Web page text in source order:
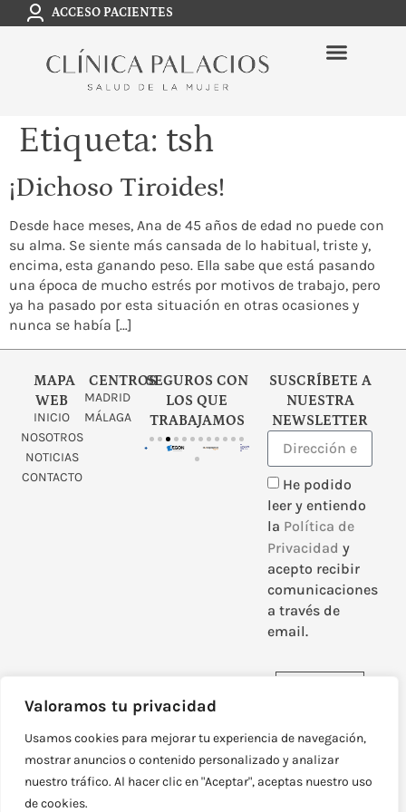
Valoramos tu privacidad
Usamos cookies para mejorar tu experiencia de navegación,
mostrar anuncios o contenido personalizado y analizar
nuestro tráfico. Al hacer clic en "Aceptar", aceptas nuestro uso
de cookies.
ACCESO PACIENTES
Etiqueta: tsh
¡Dichoso Tiroides!
Desde hace meses, Ana de 45 años de edad no puede con
su alma. Se siente más cansada de lo habitual, triste y,
encima, esta ganando peso. Ella sabe que está pasando
una época de mucho estrés por motivos de trabajo, pero
ya ha pasado por esta situación en otras ocasiones y
nunca se había […]
MAPA
WEB
INICIO
NOSOTROS
NOTICIAS
CONTACTO
CENTROS
MADRID
MÁLAGA
SEGUROS CON
LOS QUE
TRABAJAMOS
SUSCRÍBETE A
NUESTRA
NEWSLETTER
He podido
leer y entiendo
la Política de
Privacidad y
acepto recibir
comunicaciones
a través de
email.